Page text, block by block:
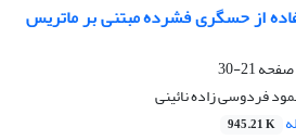
از حسگری فشرده مبتنی بر ماتریس
21-30
فردوسی زاده نائینی
945.21 K